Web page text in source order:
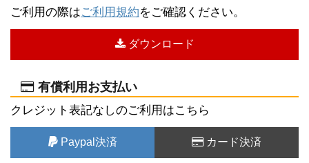
ご利用の際はご利用規約をご確認ください。
ダウンロード
有償利用お支払い
クレジット表記なしのご利用はこちら
Paypal決済 カード決済